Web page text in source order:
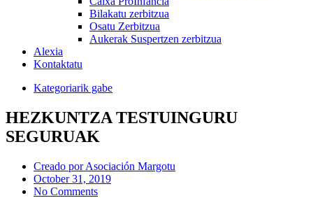
Bilakatu zerbitzua
Osatu Zerbitzua
Aukerak Suspertzen zerbitzua
Alexia
Kontaktatu
Kategoriarik gabe
HEZKUNTZA TESTUINGURU
SEGURUAK
Creado porAsociación Margotu
October 31, 2019
No Comments